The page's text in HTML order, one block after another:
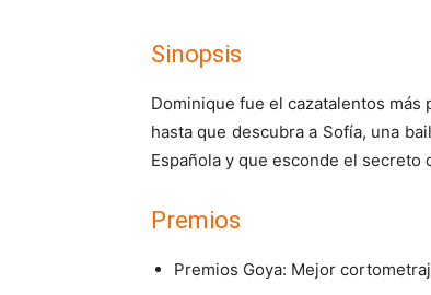
Sinopsis
Dominique fue el cazatalentos más
hasta que descubra a Sofía, una
Española y que esconde el
Premios
Premios Goya: Mejor